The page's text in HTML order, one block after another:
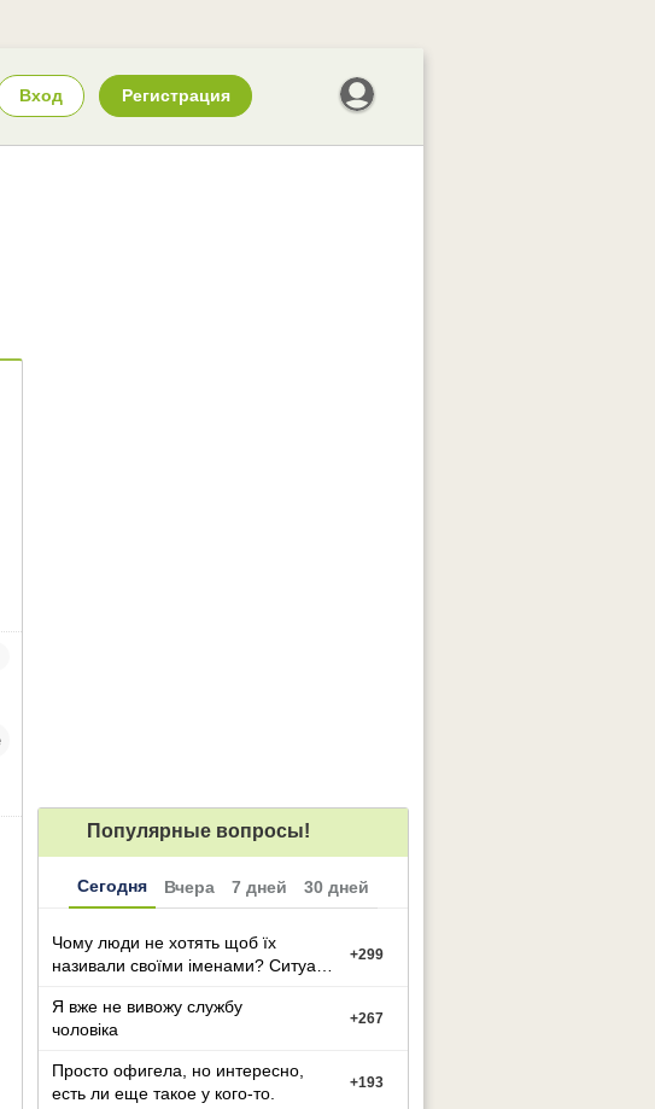
Вход Регистрация
Популярные вопросы!
Сегодня Вчера 7 дней 30 дней
Чому люди не хотять щоб їх
називали своїми іменами? Ситуація
+299
Я вже не вивожу службу
чоловіка
+267
Просто офигела, но интересно,
есть ли еще такое у кого-то.
+193